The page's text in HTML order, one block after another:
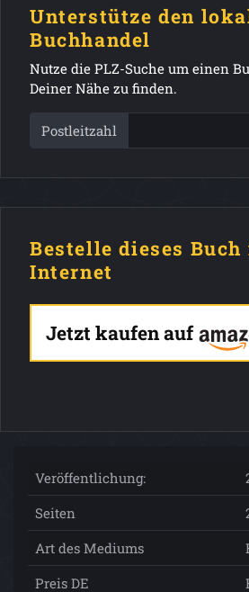
Unterstütze den
Buchhandel
Nutze die PLZ-Suche um einen
Deiner Nähe zu finden.
Postleitzahl
Bestelle dieses Buch
Internet
Jetzt kaufen auf
Veröffentlichung:
Seiten
Art des Mediums
Preis DE